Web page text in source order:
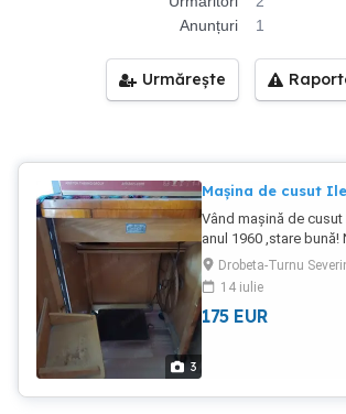
Anunțuri
1
Urmărește
3
Mașina de cusut
Vând mașină de cusut
anul 1960 ,stare bună!
doritorul vine și o ridică
Drobeta-Turnu
14 iulie
175 EUR